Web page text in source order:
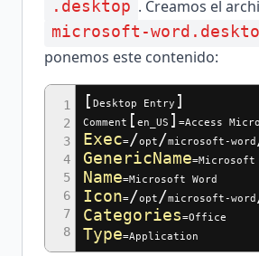
.desktop . Creamos el
microsoft-
ponemos este contenido:
1
2
3
4
5
6
7
8
[ Desktop Entry ]
Comment [ en_US ] =Access
Exec=/opt /microsoft-word
GenericName=Microsoft
Name=Microsoft Word
Icon=/opt /microsoft-word
Categories=Office
Type=Application